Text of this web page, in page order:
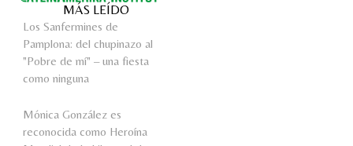
MÁS LEÍDO
Los Sanfermines de
Pamplona: del chupinazo al
"Pobre de mí" – una fiesta
como ninguna
Mónica González es
reconocida como Heroína